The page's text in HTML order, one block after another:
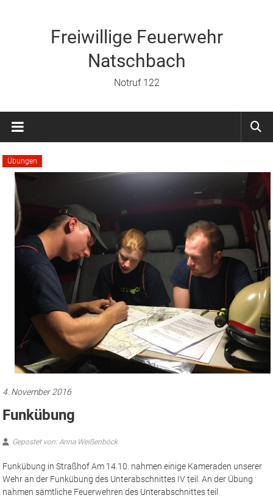
Freiwillige Feuerwehr
Natschbach
Notruf 122
Übungen
4. November 2016
Funkübung
Gepostet von: Anna Weißenböck
Funkübung in Straßhof Am 14.10. nahmen einige Kameraden unserer
Wehr an der Funkübung des Unterabschnittes IV teil. An der Übung
nahmen sämtliche Feuerwehren des Unterabschnittes teil